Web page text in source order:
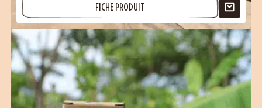
FICHE PRODUIT